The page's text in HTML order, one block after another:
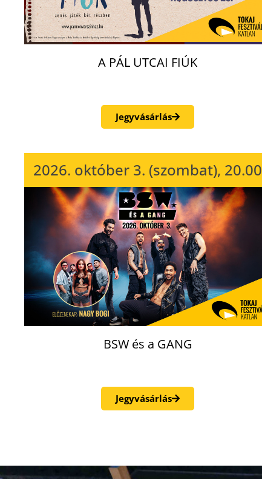
A PÁL UTCAI FIÚK
Jegyvásárlás
2026. október 3. (szombat), 20.00
BSW és a GANG
Jegyvásárlás